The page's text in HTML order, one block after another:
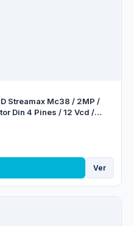
Streamax Mc38 / 2MP /
Din 4 Pines / 12 Vcd /
Ver